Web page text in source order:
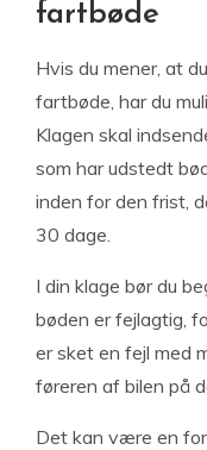
fartbøde
Hvis du mener, at
fartbøde, har du
Klagen skal
som har udstedt
inden for den frist,
30 dage.
I din klage bør du
bøden er fejlagtig,
er sket en fejl med
føreren af bilen på
Det kan være en